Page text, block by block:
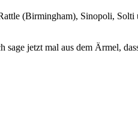
(Birmingham), Sinopoli, Solti
jetzt mal aus dem Ärmel,